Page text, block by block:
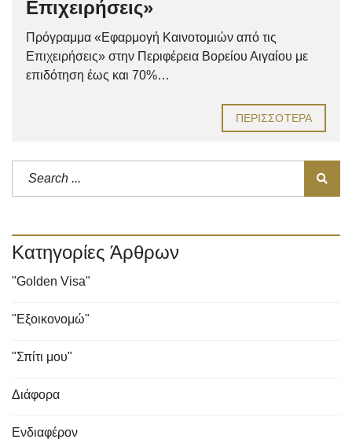
Επιχειρήσεις»
Πρόγραμμα «Εφαρμογή Καινοτομιών από τις
Επιχειρήσεις» στην Περιφέρεια Βορείου Αιγαίου με
επιδότηση έως και 70%…
ΠΕΡΙΣΣΌΤΕΡΑ
Κατηγορίες Άρθρων
"Golden Visa"
"Εξοικονομώ"
"Σπίτι μου"
Διάφορα
Ενδιαφέρον